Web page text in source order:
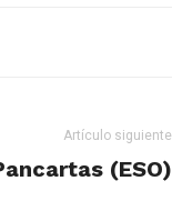
Artículo siguiente
(ESO)